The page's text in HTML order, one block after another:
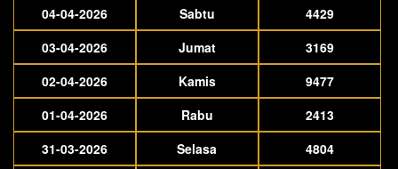
04-04-2026
Sabtu
4429
03-04-2026
Jumat
3169
02-04-2026
Kamis
9477
01-04-2026
Rabu
2413
31-03-2026
Selasa 4804